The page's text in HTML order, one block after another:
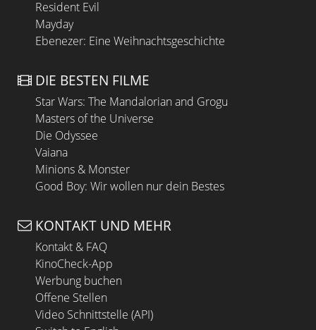
Resident Evil
Mayday
Ebenezer: Eine Weihnachtsgeschichte
DIE BESTEN FILME
Star Wars: The Mandalorian and Grogu
Masters of the Universe
Die Odyssee
Vaiana
Minions & Monster
Good Boy: Wir wollen nur dein Bestes
KONTAKT UND MEHR
Kontakt & FAQ
KinoCheck-App
Werbung buchen
Offene Stellen
Video Schnittstelle (API)